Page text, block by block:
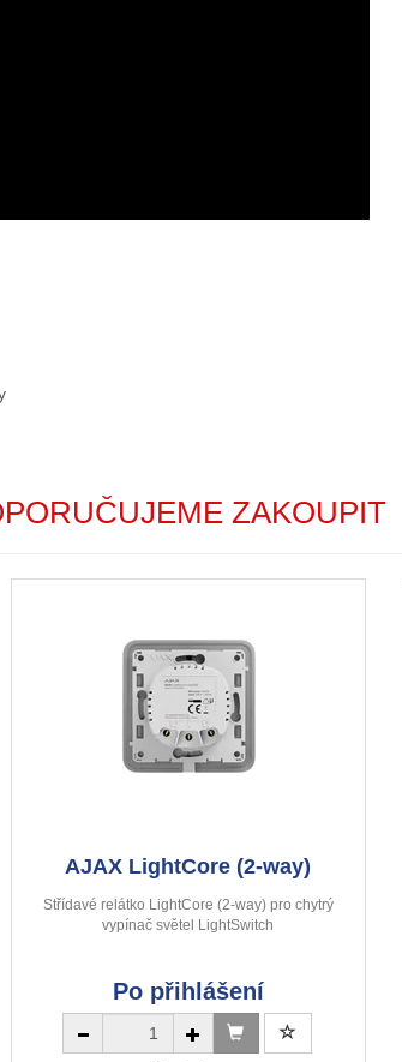
ZAKOUPIT
AJAX LightCore (2-way)
Střídavé relátko LightCore (2-way) pro chytrý
vypínač světel LightSwitch
Po přihlášení